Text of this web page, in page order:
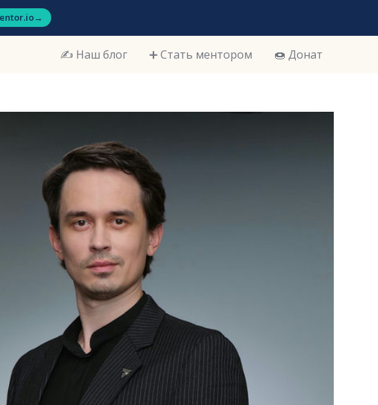
→
✍️ Наш блог ➕ Стать ментором 🍩 Донат